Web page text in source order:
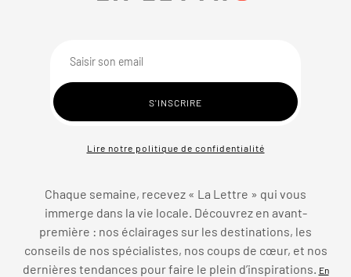
Lire notre politique de confidentialité
Chaque semaine, recevez « La Lettre » qui vous
immerge dans la vie locale. Découvrez en avant-
première : nos éclairages sur les destinations, les
conseils de nos spécialistes, nos coups de cœur, et nos
dernières tendances pour faire le plein d’inspirations.
En